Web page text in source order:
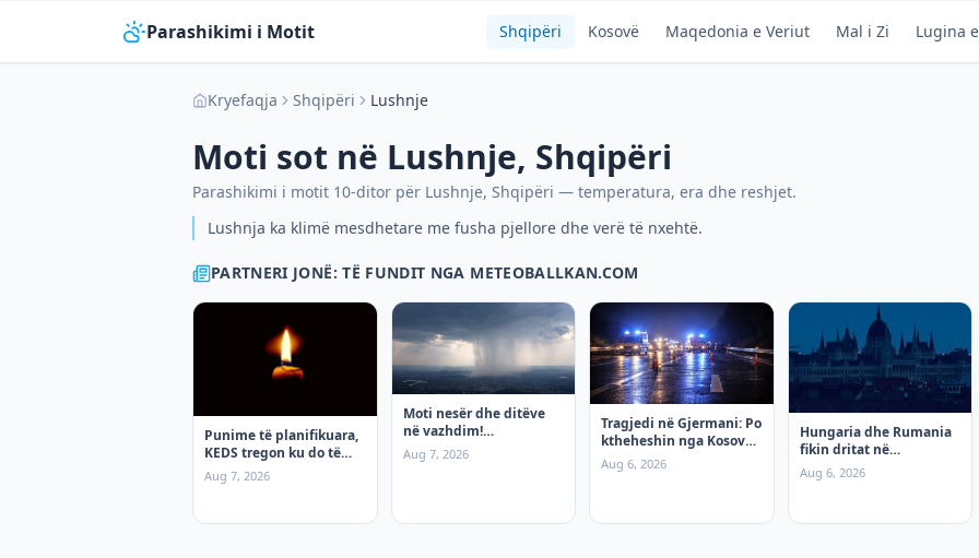
Parashikimi i Motit Shqipëri Kosovë Maqedonia e Veriut Mal i Zi Lugina
Kryefaqja Shqipëri Lushnje
Moti sot në Lushnje, Shqipëri
Parashikimi i motit 10-ditor për Lushnje, Shqipëri — temperatura, era dhe reshjet.
Lushnja ka klimë mesdhetare me fusha pjellore dhe verë të nxehtë.
PARTNERI JONË: TË FUNDIT NGA METEOBALLKAN.COM
Punime të planifikuara,
KEDS tregon ku do të
ketë ndërprerje të
rrymës premten!
Aug 7, 2026
Moti nesër dhe ditëve
në vazhdim!
(07.08.2026.) e Premte
Aug 7, 2026
Tragjedi në Gjermani: Po
ktheheshin nga Kosova,
tre mërgimtarë vdesin
në aksident
Aug 6, 2026
Hungaria dhe Rumania
fikin dritat në
kryeqytetet e tyre,
shkak nxehtësia
Aug 6, 2026